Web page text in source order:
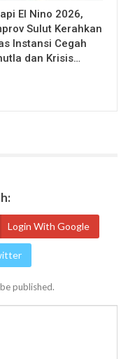
El Nino 2026,
Sulut Kerahkan
Instansi Cegah
dan Krisis…
Login With Google
published.